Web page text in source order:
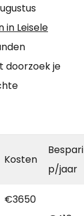
in Leisele
doorzoek je
Kosten
p/jaar
€3650